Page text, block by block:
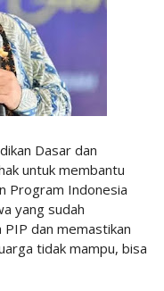
Dasar dan
untuk membantu
Program Indonesia
yang sudah
dan memastikan
tidak mampu, bisa